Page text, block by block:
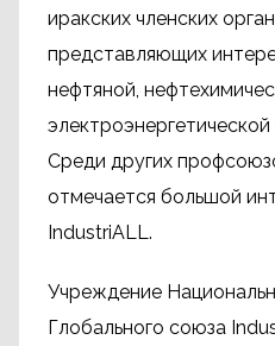
иракских членских
представляющих
нефтяной,
Среди других
отмечается большой
IndustriALL.
Учреждение
Глобального союза